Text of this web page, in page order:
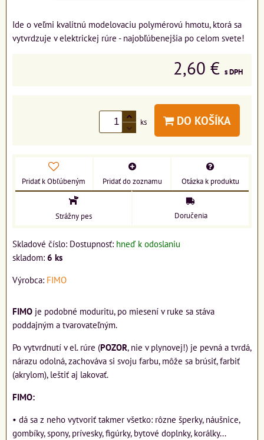
Ide o veľmi kvalitnú modelovaciu polymérovú hmotu, ktorá sa
vytvrdzuje v elektrickej rúre - najobľúbenejšia po celom svete!
2,60 € s DPH
ks DO KOŠÍKA
Pridať k Obľúbeným Pridať do zoznamu Otázka k produktu
Strážny pes Doručenia
Skladové číslo: Dostupnosť: hneď k odoslaniu
skladom: 6 ks
Výrobca: FIMO
FIMO je podobné moduritu, po miesení v ruke sa stáva
poddajným a tvarovateľným.
Po vytvrdnutí v el. rúre (POZOR, nie v plynovej!) je pevná a tvrdá,
nárazu odolná, zachováva si svoju farbu, môže sa brúsiť, farbiť
(akrylom), leštiť aj lakovať.
FIMO:
• dá sa z neho vytvoriť takmer všetko: rôzne šperky, náušnice,
gombíky, spony, prívesky, figúrky, bytové doplnky, korálky...